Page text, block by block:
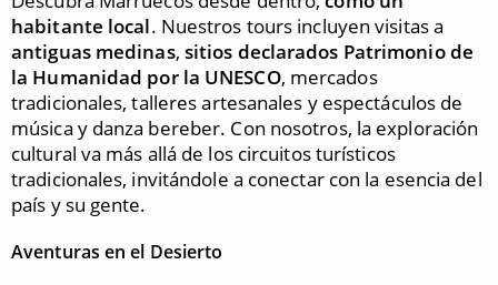
habitante local. Nuestros tours incluyen visitas a
antiguas medinas, sitios declarados Patrimonio de
la Humanidad por la UNESCO, mercados
tradicionales, talleres artesanales y espectáculos de
música y danza bereber. Con nosotros, la exploración
cultural va más allá de los circuitos turísticos
tradicionales, invitándole a conectar con la esencia del
país y su gente.
Aventuras en el Desierto